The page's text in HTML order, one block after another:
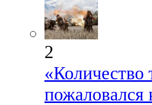
2
«Количество